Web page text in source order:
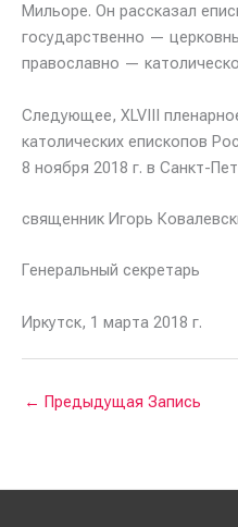
Мильоре. Он рассказал
государственно —
православно —
Следующее, XLVIII
католических епископов
8 ноября 2018 г. в Санкт-
священник Игорь
Генеральный секретарь
Иркутск, 1 марта 2018 г.
← Предыдущая Запись